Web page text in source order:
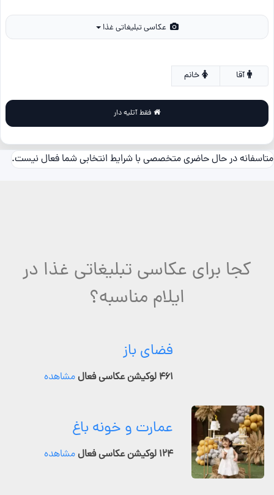
خانم
متاسفانه در حال حاضری متخصصی با شرایط انتخابی شما فعال نیست.
کجا برای عکاسی تبلیغاتی غذا در
ایلام مناسبه؟
فضای باز
۴۶۱ لوکیشن عکاسی فعال مشاهده
عمارت و خونه باغ
۱۲۴ لوکیشن عکاسی فعال مشاهده